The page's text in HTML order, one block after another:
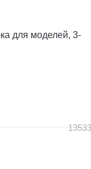
для моделей, 3-